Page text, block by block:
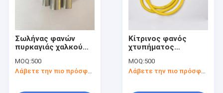
Γύρος εργοστασίων
Ποιοτικός έλεγχος
Ειδήσεις
Σωλήνας φανών
πυρκαγιάς χαλκού
MOQ:500
Λάβετε την πιο πρόσφατη τιμή
Κίτρινος φανός
χτυπήματος
χωρίς προθέρμανση
MOQ:500